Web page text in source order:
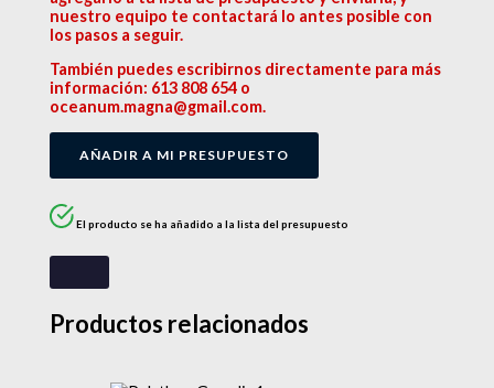
nuestro equipo te contactará lo antes posible con
los pasos a seguir.
También puedes escribirnos directamente para más
información: 613 808 654 o
oceanum.magna@gmail.com.
AÑADIR A MI PRESUPUESTO
El producto se ha añadido a la lista del presupuesto
Productos relacionados